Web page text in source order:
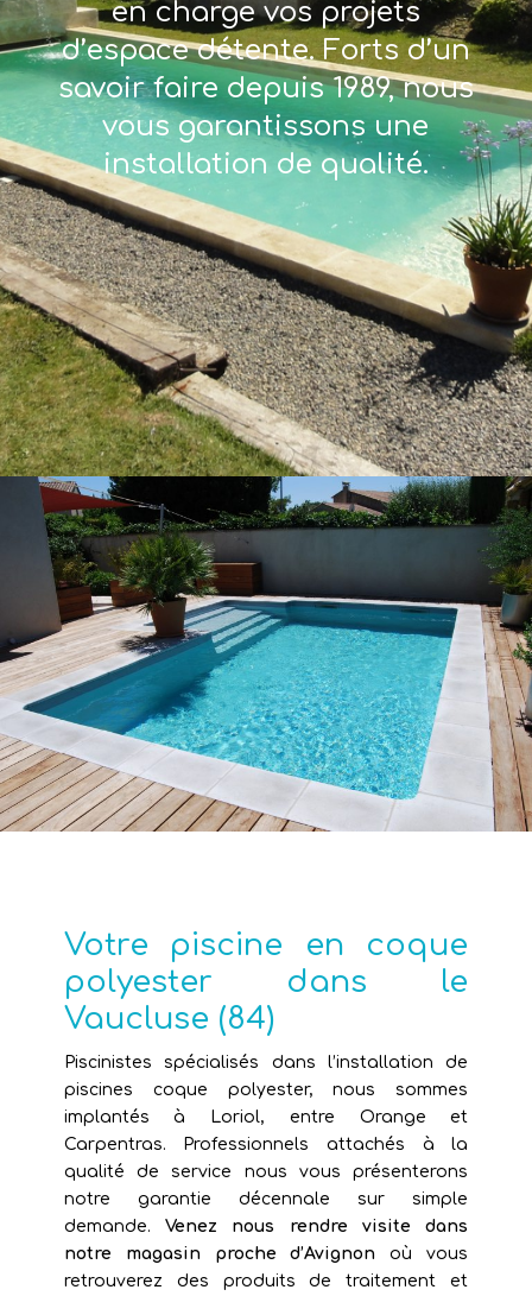
en charge vos projets
d’espace détente. Forts d’un
savoir faire depuis 1989, nous
vous garantissons une
installation de qualité.
Votre piscine en coque
polyester dans le
Vaucluse (84)
Piscinistes spécialisés dans l’installation de
piscines coque polyester, nous sommes
implantés à Loriol, entre Orange et
Carpentras. Professionnels attachés à la
qualité de service nous vous présenterons
notre garantie décennale sur simple
demande.Venez nous rendre visite dans
notre magasin proche d’Avignonoù vous
retrouverez des produits de traitement et